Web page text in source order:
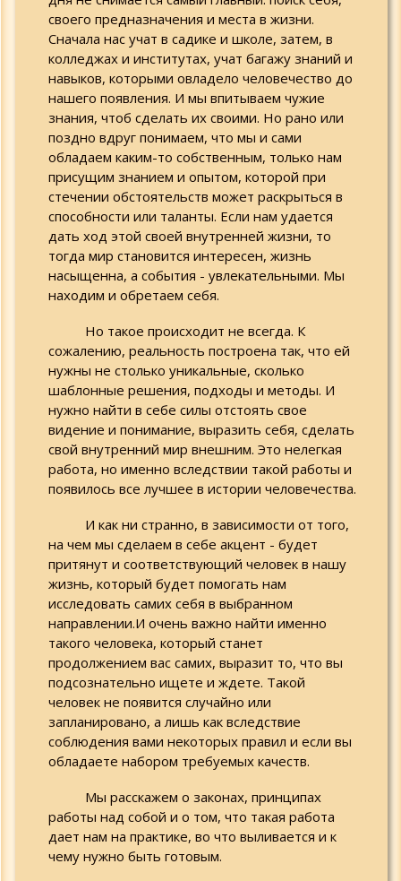
своего предназначения и места в жизни.
Сначала нас учат в садике и школе, затем, в
колледжах и институтах, учат багажу знаний и
навыков, которыми овладело человечество до
нашего появления. И мы впитываем чужие
знания, чтоб сделать их своими. Но рано или
поздно вдруг понимаем, что мы и сами
обладаем каким-то собственным, только нам
присущим знанием и опытом, которой при
стечении обстоятельств может раскрыться в
способности или таланты. Если нам удается
дать ход этой своей внутренней жизни, то
тогда мир становится интересен, жизнь
насыщенна, а события - увлекательными. Мы
находим и обретаем себя.
Но такое происходит не всегда. К
сожалению, реальность построена так, что ей
нужны не столько уникальные, сколько
шаблонные решения, подходы и методы. И
нужно найти в себе силы отстоять свое
видение и понимание, выразить себя, сделать
свой внутренний мир внешним. Это нелегкая
работа, но именно вследствии такой работы и
появилось все лучшее в истории человечества.
И как ни странно, в зависимости от того,
на чем мы сделаем в себе акцент - будет
притянут и соответствующий человек в нашу
жизнь, который будет помогать нам
исследовать самих себя в выбранном
направлении.И очень важно найти именно
такого человека, который станет
продолжением вас самих, выразит то, что вы
подсознательно ищете и ждете. Такой
человек не появится случайно или
запланировано, а лишь как вследствие
соблюдения вами некоторых правил и если вы
обладаете набором требуемых качеств.
Мы расскажем о законах, принципах
работы над собой и о том, что такая работа
дает нам на практике, во что выливается и к
чему нужно быть готовым.
8.06.2013 - Духовное
воспитание детей (3 занятие)
1.06.2013 - Духовное
воспитание детей (2 часть)
25.05.2013 - Духовное
воспитание детей.
13-20.04.2013 - Семья,
отношение к телу своему и
избранника (избранницы).
Духовные аспекты
взамоотношений
6.04.2013 - Семейные
отношения. Дети и родители
23.02.2013 - Борьба с
вредными привычками и что
действительно вредно
16.02.2013 - Поиск себя и как
это влияет на поиск
спутника жизни
16.02.2013 - Поиск себя и как
это влияет на поиск спутника
жизни (видеофрагменты)
12.02.2013 - Назначение,
особенности конкретных
практик, их практическая
польза и действенность
17.01.2013 - Курсы духовного
возрождения личности (1
цикл)